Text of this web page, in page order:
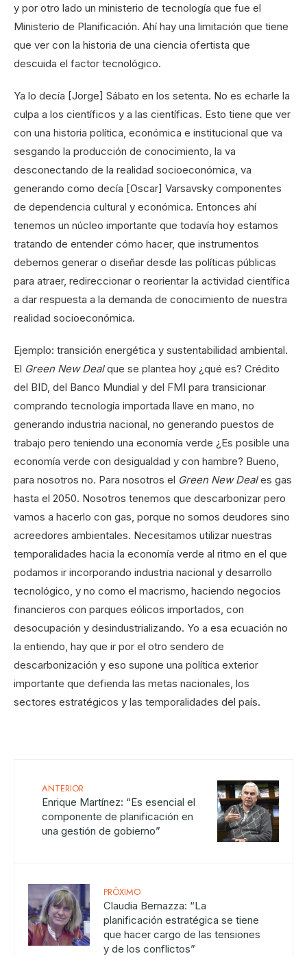
y por otro lado un ministerio de tecnología que fue el
Ministerio de Planificación. Ahí hay una limitación que tiene
que ver con la historia de una ciencia ofertista que
descuida el factor tecnológico.
Ya lo decía [Jorge] Sábato en los setenta. No es echarle la
culpa a los científicos y a las científicas. Esto tiene que ver
con una historia política, económica e institucional que va
sesgando la producción de conocimiento, la va
desconectando de la realidad socioeconómica, va
generando como decía [Oscar] Varsavsky componentes
de dependencia cultural y económica. Entonces ahí
tenemos un núcleo importante que todavía hoy estamos
tratando de entender cómo hacer, que instrumentos
debemos generar o diseñar desde las políticas públicas
para atraer, redireccionar o reorientar la actividad científica
a dar respuesta a la demanda de conocimiento de nuestra
realidad socioeconómica.
Ejemplo: transición energética y sustentabilidad ambiental.
El Green New Dealque se plantea hoy ¿qué es? Crédito
del BID, del Banco Mundial y del FMI para transicionar
comprando tecnología importada llave en mano, no
generando industria nacional, no generando puestos de
trabajo pero teniendo una economía verde ¿Es posible una
economía verde con desigualdad y con hambre? Bueno,
para nosotros no. Para nosotros el Green New Deales gas
hasta el 2050. Nosotros tenemos que descarbonizar pero
vamos a hacerlo con gas, porque no somos deudores sino
acreedores ambientales. Necesitamos utilizar nuestras
temporalidades hacia la economía verde al ritmo en el que
podamos ir incorporando industria nacional y desarrollo
tecnológico, y no como el macrismo, haciendo negocios
financieros con parques eólicos importados, con
desocupación y desindustrializando. Yo a esa ecuación no
la entiendo, hay que ir por el otro sendero de
descarbonización y eso supone una política exterior
importante que defienda las metas nacionales, los
sectores estratégicos y las temporalidades del país.
ANTERIOR
Enrique Martínez: “Es esencial el
componente de planificación en
una gestión de gobierno”
PRÓXIMO
Claudia Bernazza: “La
planificación estratégica se tiene
que hacer cargo de las tensiones
y de los conflictos”